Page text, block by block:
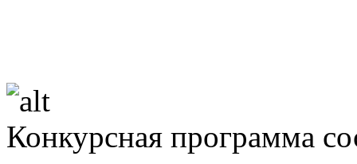
Конкурсная программа